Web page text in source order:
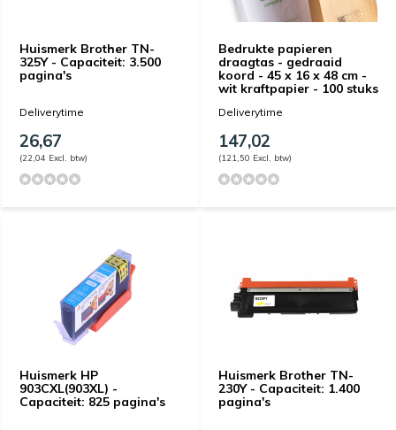
Huismerk Brother TN-
325Y - Capaciteit: 3.500
pagina's
Deliverytime
26,67
(22,04 Excl. btw)
Bedrukte papieren
draagtas - gedraaid
koord - 45 x 16 x 48 cm -
wit kraftpapier - 100 stuks
Deliverytime
147,02
(121,50 Excl. btw)
Huismerk HP
903CXL(903XL) -
Capaciteit: 825 pagina's
Huismerk Brother TN-
230Y - Capaciteit: 1.400
pagina's